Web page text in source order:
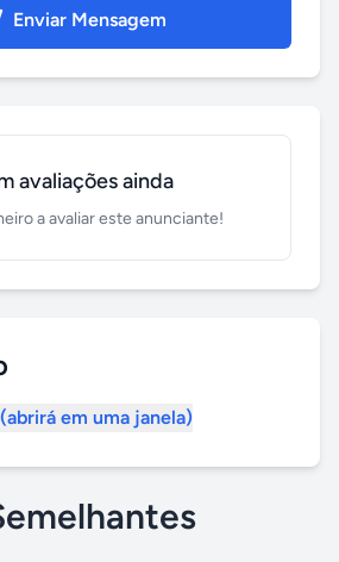
Enviar Mensagem
avaliações ainda
a avaliar este anunciante!
em uma janela)